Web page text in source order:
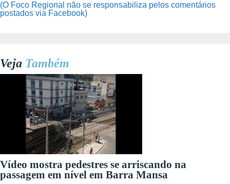
(O Foco Regional não se responsabiliza pelos comentários
postados via Facebook)
Veja Também
Vídeo mostra pedestres se arriscando na
passagem em nível em Barra Mansa